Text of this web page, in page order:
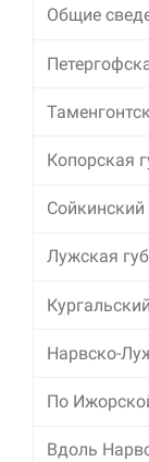
Общие
Копорская
Сойкинский
Лужская
Нарвско-
По
Вдоль